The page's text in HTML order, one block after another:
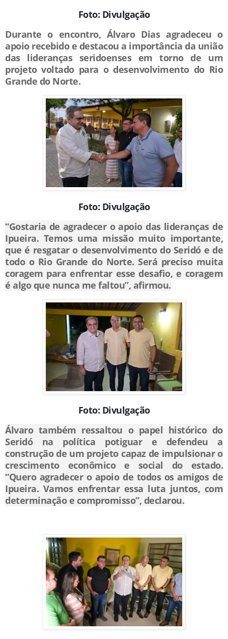
Foto: Divulgação
Durante o encontro, Álvaro Dias agradeceu o
apoio recebido e destacou a importância da união
das lideranças seridoenses em torno de um
projeto voltado para o desenvolvimento do Rio
Grande do Norte.
Foto: Divulgação
“Gostaria de agradecer o apoio das lideranças de
Ipueira. Temos uma missão muito importante,
que é resgatar o desenvolvimento do Seridó e de
todo o Rio Grande do Norte. Será preciso muita
coragem para enfrentar esse desafio, e coragem
é algo que nunca me faltou”, afirmou.
Foto: Divulgação
Álvaro também ressaltou o papel histórico do
Seridó na política potiguar e defendeu a
construção de um projeto capaz de impulsionar o
crescimento econômico e social do estado.
“Quero agradecer o apoio de todos os amigos de
Ipueira. Vamos enfrentar essa luta juntos, com
determinação e compromisso”, declarou.